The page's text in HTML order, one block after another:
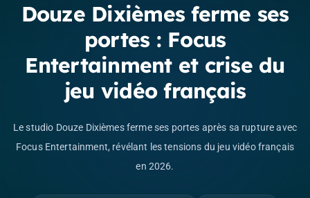
Douze Dixièmes ferme ses
portes : Focus
Entertainment et crise du
jeu vidéo français
Le studio Douze Dixièmes ferme ses portes après sa rupture avec
Focus Entertainment, révélant les tensions du jeu vidéo français
en 2026.